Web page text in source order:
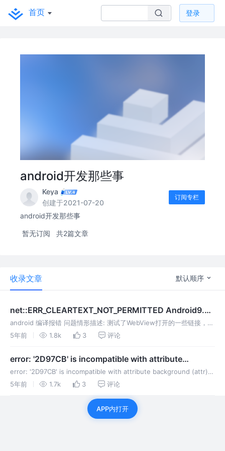
首页 登录
android开发那些事
Keya
创建于2021-07-20
订阅专栏
android开发那些事
暂无订阅 共2篇文章
收录文章 默认顺序
net::ERR_CLEARTEXT_NOT_PERMITTED Android9.0
无法加载url
android 编译报错 问题情形描述: 测试了WebView打开的一些链接，
发生错误, net::ERR_CLEARTEXT_NOT_PERMITTED的原因, 然后定位
5年前 1.8k 3 评论
error: '2D97CB' is incompatible with attribute
background (attr) reference|color
error: '2D97CB' is incompatible with attribute background (attr)
reference|color android 编译报错 问题情形描述
5年前 1.7k 3 评论
APP内打开